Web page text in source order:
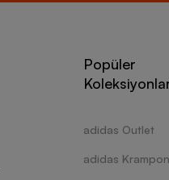
Popüler
adidas Outlet
adidas Krampon